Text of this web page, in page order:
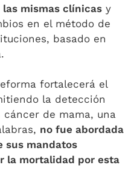
mismas clínicas y
en el método de
basado en
fortalecerá el
la detección
de mama, una
no fue abordada
sus mandatos
la mortalidad por esta